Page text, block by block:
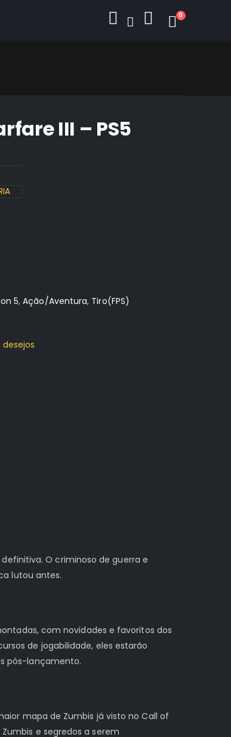
0
III – PS5
5,Ação/Aventura, Tiro(FPS)
O criminoso de guerra e
lutou antes.
com novidades e favoritos dos
de jogabilidade, eles estarão
pós-lançamento.
mapa de Zumbis já visto no Call of
e segredos a serem